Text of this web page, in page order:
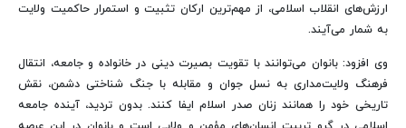
ارزش‌های انقلاب اسلامی، از مهم‌ترین ارکان تثبیت و استمرار حاکمیت ولایت
به شمار می‌آیند.
وی افزود: بانوان می‌توانند با تقویت بصیرت دینی در خانواده و جامعه، انتقال
فرهنگ ولایت‌مداری به نسل جوان و مقابله با جنگ شناختی دشمن، نقش
تاریخی خود را همانند زنان صدر اسلام ایفا کنند. بدون تردید، آینده جامعه